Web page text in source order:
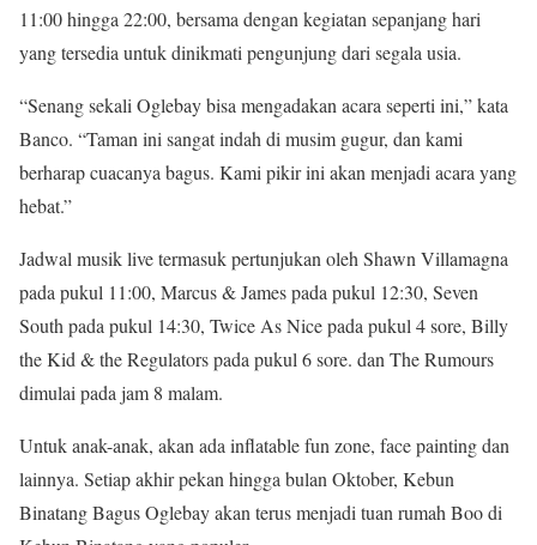
11:00 hingga 22:00, bersama dengan kegiatan sepanjang hari
yang tersedia untuk dinikmati pengunjung dari segala usia.
“Senang sekali Oglebay bisa mengadakan acara seperti ini,” kata
Banco. “Taman ini sangat indah di musim gugur, dan kami
berharap cuacanya bagus. Kami pikir ini akan menjadi acara yang
hebat.”
Jadwal musik live termasuk pertunjukan oleh Shawn Villamagna
pada pukul 11:00, Marcus & James pada pukul 12:30, Seven
South pada pukul 14:30, Twice As Nice pada pukul 4 sore, Billy
the Kid & the Regulators pada pukul 6 sore. dan The Rumours
dimulai pada jam 8 malam.
Untuk anak-anak, akan ada inflatable fun zone, face painting dan
lainnya. Setiap akhir pekan hingga bulan Oktober, Kebun
Binatang Bagus Oglebay akan terus menjadi tuan rumah Boo di